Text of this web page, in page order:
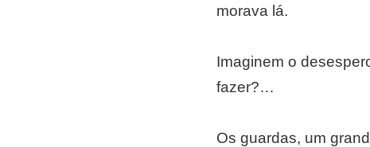
morava lá.
Imaginem o
fazer?…
Os guardas, um